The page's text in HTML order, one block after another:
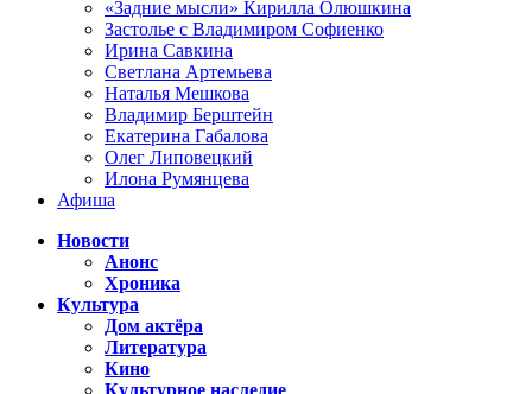
«Задние мысли» Кирилла Олюшкина
Застолье с Владимиром Софиенко
Ирина Савкина
Светлана Артемьева
Наталья Мешкова
Владимир Берштейн
Екатерина Габалова
Олег Липовецкий
Илона Румянцева
Афиша
Новости
Анонс
Хроника
Культура
Дом актёра
Литература
Кино